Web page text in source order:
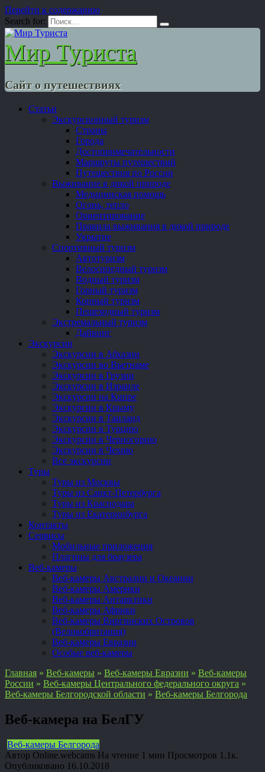
Перейти к содержанию
Search for:
Мир Туриста
Сайт о путешествиях
Статьи
Экскурсионный туризм
Страны
Города
Достопримечательности
Маршруты путешествий
Путешествия по России
Выживание в дикой природе
Медицинская помощь
Огонь, тепло
Ориентирование
Правила выживания в дикой природе
Укрытие
Спортивный туризм
Автотуризм
Велосипедный туризм
Водный туризм
Горный туризм
Конный туризм
Пешеходный туризм
Экстремальный туризм
Дайвинг
Экскурсии
Экскурсии в Абхазии
Экскурсии во Вьетнаме
Экскурсии в Грузии
Экскурсии в Израиле
Экскурсии на Кипре
Экскурсии в Крыму
Экскурсии в Таиланд
Экскурсии в Турцию
Экскурсии в Черногорию
Экскурсии в Чехию
Все экскурсии
Туры
Туры из Москвы
Туры из Санкт-Петербурга
Туры из Краснодара
Туры из Екатеринбурга
Контакты
Сервисы
Мобильные приложения
Плагины для браузера
Веб-камеры
Веб-камеры Австралии и Океании
Веб-камеры Америки
Веб-камеры Антарктики
Веб-камеры Африки
Веб-камеры Виргинских Островов
(Великобритания)
Веб-камеры Евразии
Особые веб-камеры
Главная » Веб-камеры » Веб-камеры Евразии » Веб-камеры
России » Веб-камеры Центрального федерального округа »
Веб-камеры Белгородской области » Веб-камеры Белгорода
Веб-камера на БелГУ
Веб-камеры Белгорода
Автор Online.webcams На чтение 1 мин Просмотров 1.1к.
Опубликовано 16.10.2018